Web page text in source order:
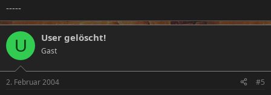
-----
U User gelöscht!
Gast
2. Februar 2004 #5